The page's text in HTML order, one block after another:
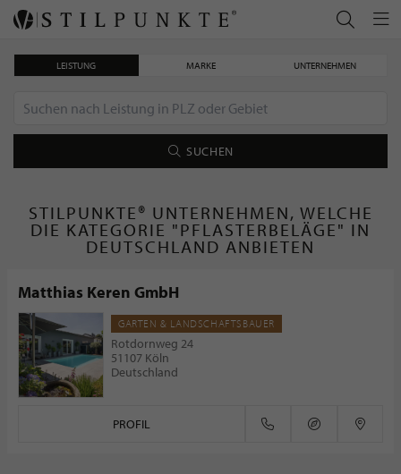
LEISTUNG MARKE UNTERNEHMEN
SUCHEN
STILPUNKTE® UNTERNEHMEN, WELCHE
DIE KATEGORIE "PFLASTERBELÄGE" IN
DEUTSCHLAND ANBIETEN
Matthias Keren GmbH
GARTEN & LANDSCHAFTSBAUER
Rotdornweg 24
51107 Köln
Deutschland
PROFIL